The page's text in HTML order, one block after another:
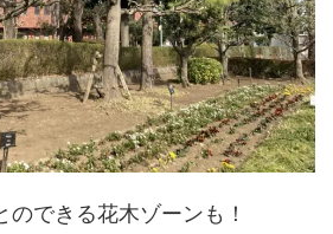
のできる花木ゾーンも！